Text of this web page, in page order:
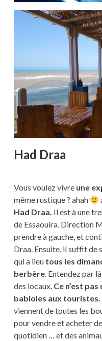
Had Draa
Vous voulez vivre une
même rustique ? ahah
Had Draa. Il est à une
de Essaouira. Direction
prendre à gauche, et
Draa. Ensuite, il suffit de
qui a lieu tous les
berbère. Entendez par
des locaux. Ce n’est
babioles aux touristes.
viennent de toutes les
pour vendre et acheter
quotidien … et des